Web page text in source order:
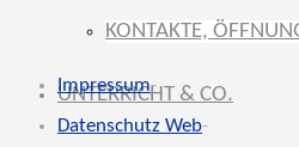
KONTAKTE,
UNTERRICHT & CO.
Impressum-
Datenschutz Web-